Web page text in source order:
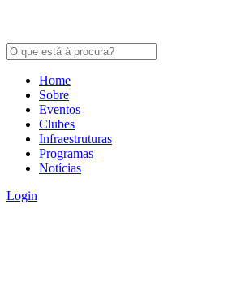
Home
Sobre
Eventos
Clubes
Infraestruturas
Programas
Notícias
Login